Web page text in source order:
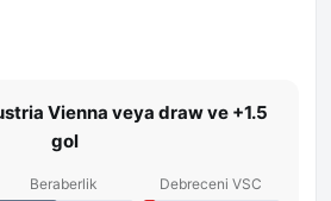
Vienna veya draw ve +1.5
gol
Beraberlik Debreceni VSC